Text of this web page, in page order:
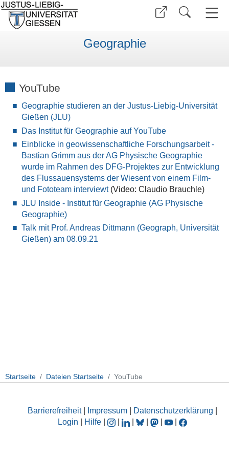
Geographie
YouTube
Geographie studieren an der Justus-Liebig-Universität
Gießen (JLU)
Das Institut für Geographie auf YouTube
Einblicke in geowissenschaftliche Forschungsarbeit -
Bastian Grimm aus der AG Physische Geographie
wurde im Rahmen des DFG-Projektes zur Entwicklung
des Flussauensystems der Wiesent von einem Film-
und Fototeam interviewt (Video: Claudio Brauchle)
JLU Inside - Institut für Geographie (AG Physische
Geographie)
Talk mit Prof. Andreas Dittmann (Geograph, Universität
Gießen) am 08.09.21
Startseite Dateien Startseite YouTube
Barrierefreiheit| Impressum Datenschutzerklärung
Login
Hilfe